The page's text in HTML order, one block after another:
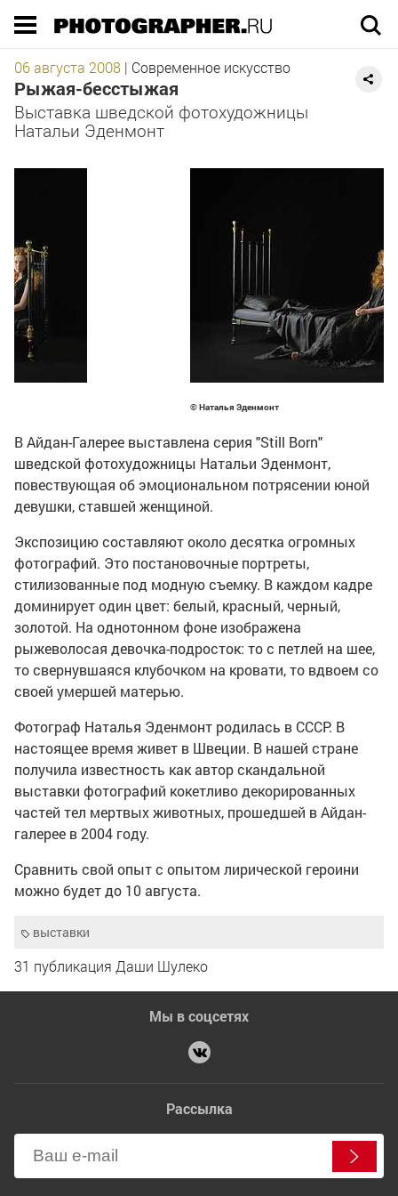
06 августа 2008 | Современное искусство
Рыжая-бесстыжая
Выставка шведской фотохудожницы
Натальи Эденмонт
© Наталья Эденмонт
В Айдан-Галерее выставлена серия "Still Born"
шведской фотохудожницы Натальи Эденмонт,
повествующая об эмоциональном потрясении юной
девушки, ставшей женщиной.
Экспозицию составляют около десятка огромных
фотографий. Это постановочные портреты,
стилизованные под модную съемку. В каждом кадре
доминирует один цвет: белый, красный, черный,
золотой. На однотонном фоне изображена
рыжеволосая девочка-подросток: то с петлей на шее,
то свернувшаяся клубочком на кровати, то вдвоем со
своей умершей матерью.
Фотограф Наталья Эденмонт родилась в СССР. В
настоящее время живет в Швеции. В нашей стране
получила известность как автор скандальной
выставки фотографий кокетливо декорированных
частей тел мертвых животных, прошедшей в Айдан-
галерее в 2004 году.
Сравнить свой опыт с опытом лирической героини
можно будет до 10 августа.
выставки
31 публикация Даши Шулеко
Мы в соцсетях
Рассылка